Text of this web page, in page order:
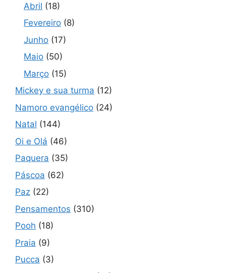
Abril (18)
Fevereiro (8)
Junho (17)
Maio (50)
Março (15)
Mickey e sua turma (12)
Namoro evangélico (24)
Natal (144)
Oi e Olá (46)
Paquera (35)
Páscoa (62)
Paz (22)
Pensamentos (310)
Pooh (18)
Praia (9)
Pucca (3)